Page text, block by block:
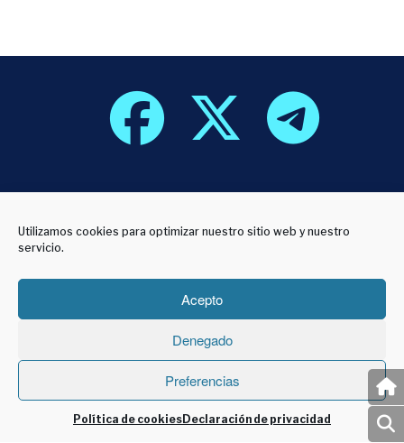
Utilizamos cookies para optimizar nuestro sitio web y nuestro
servicio.
Acepto
Denegado
Preferencias
Política de cookiesDeclaración de privacidad
800 años de
innovación
Sapientia Aedificavit
Sibi Domvm